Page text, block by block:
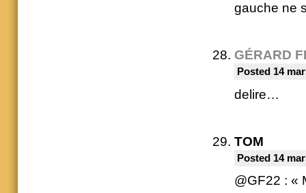
gauche ne
GÉRARD
Posted 14
delire…
TOM
Posted 14
@GF22 : «